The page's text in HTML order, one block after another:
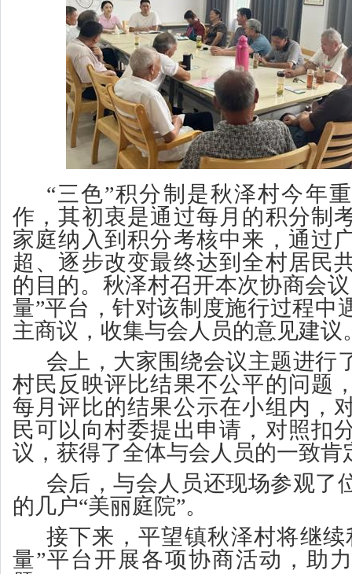
“三色”积分制是秋泽村今年
作，其初衷是通过每月的积分制
家庭纳入到积分考核中来，通过
超、逐步改变最终达到全村居民
的目的。秋泽村召开本次协商会
量”平台，针对该制度施行过程中
主商议，收集与会人员的意见建议
会上，大家围绕会议主题进行
村民反映评比结果不公平的问题
每月评比的结果公示在小组内，
民可以向村委提出申请，对照扣
议，获得了全体与会人员的一致肯
会后，与会人员还现场参观了
的几户“美丽庭院”。
接下来，平望镇秋泽村将继续
量”平台开展各项协商活动，助